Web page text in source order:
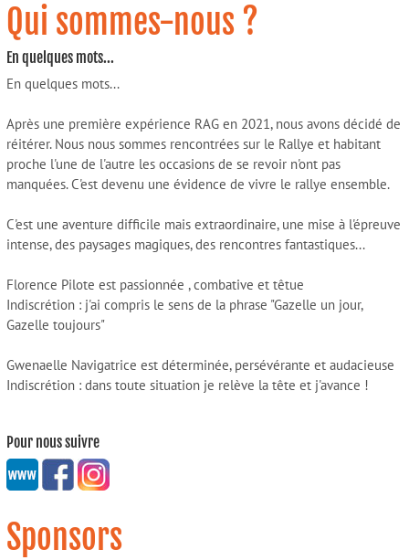
Qui sommes-nous ?
En quelques mots...
En quelques mots...
Après une première expérience RAG en 2021, nous avons décidé de
réitérer. Nous nous sommes rencontrées sur le Rallye et habitant
proche l'une de l'autre les occasions de se revoir n'ont pas
manquées. C'est devenu une évidence de vivre le rallye ensemble.
C'est une aventure difficile mais extraordinaire, une mise à l'épreuve
intense, des paysages magiques, des rencontres fantastiques...
Florence Pilote est passionnée , combative et têtue
Indiscrétion : j'ai compris le sens de la phrase "Gazelle un jour,
Gazelle toujours"
Gwenaelle Navigatrice est déterminée, persévérante et audacieuse
Indiscrétion : dans toute situation je relève la tête et j'avance !
Pour nous suivre
Sponsors